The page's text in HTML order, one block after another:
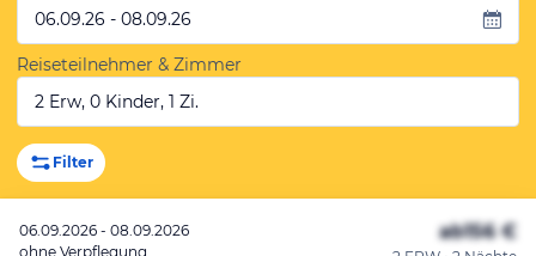
06.09.26 - 08.09.26
Reiseteilnehmer & Zimmer
2 Erw, 0 Kinder, 1 Zi.
Filter
06.09.2026 - 08.09.2026
ohne Verpflegung
ab156 €